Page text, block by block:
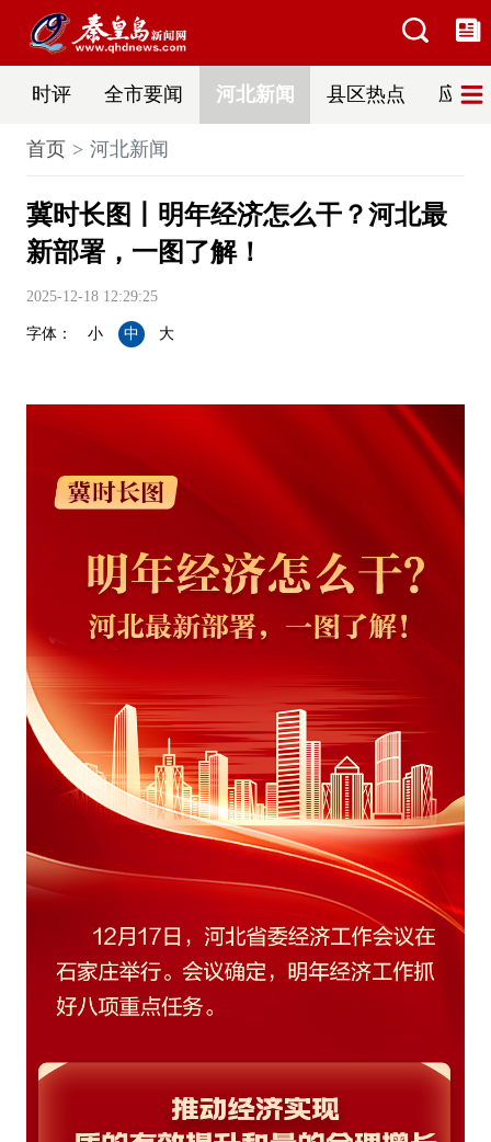
时评 全市要闻 河北新闻 县区热点 应急
首页 河北新闻
冀时长图丨明年经济怎么干？河北最
新部署，一图了解！
2025-12-18 12:29:25
字体： 小 中 大